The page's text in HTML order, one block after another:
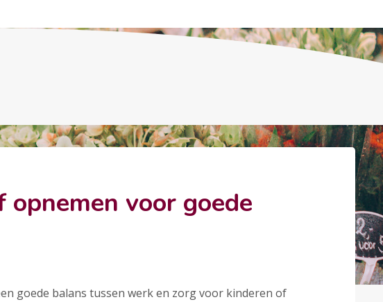
voor goede
goede balans tussen werk en zorg voor kinderen of